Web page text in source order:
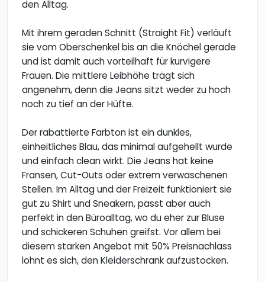
den Alltag.
Mit ihrem geraden Schnitt (Straight Fit) verläuft
sie vom Oberschenkel bis an die Knöchel gerade
und ist damit auch vorteilhaft für kurvigere
Frauen. Die mittlere Leibhöhe trägt sich
angenehm, denn die Jeans sitzt weder zu hoch
noch zu tief an der Hüfte.
Der rabattierte Farbton ist ein dunkles,
einheitliches Blau, das minimal aufgehellt wurde
und einfach clean wirkt. Die Jeans hat keine
Fransen, Cut-Outs oder extrem verwaschenen
Stellen. Im Alltag und der Freizeit funktioniert sie
gut zu Shirt und Sneakern, passt aber auch
perfekt in den Büroalltag, wo du eher zur Bluse
und schickeren Schuhen greifst. Vor allem bei
diesem starken Angebot mit 50% Preisnachlass
lohnt es sich, den Kleiderschrank aufzustocken.